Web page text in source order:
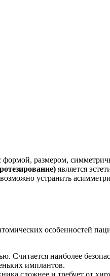
формой, размером,
является
устранить
особенностей
Считается наиболее
имплантов.